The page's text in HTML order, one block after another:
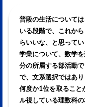
普段の生活について
いる段階で、これか
らいいな、と思ってい
学業について、数学
分の所属する部活動
で、文系選択ではあ
何度か1位を取ること
ル視している理数科